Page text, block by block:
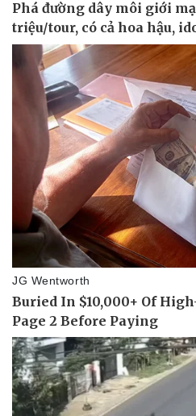
Thể thao
Bóng đá
Lịch thi đấu bóng đá